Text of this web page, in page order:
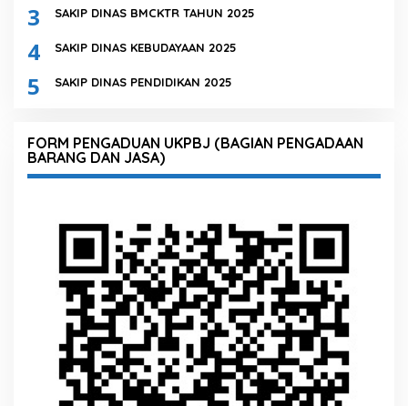
3 SAKIP DINAS BMCKTR TAHUN 2025
4 SAKIP DINAS KEBUDAYAAN 2025
5 SAKIP DINAS PENDIDIKAN 2025
FORM PENGADUAN UKPBJ (BAGIAN PENGADAAN
BARANG DAN JASA)